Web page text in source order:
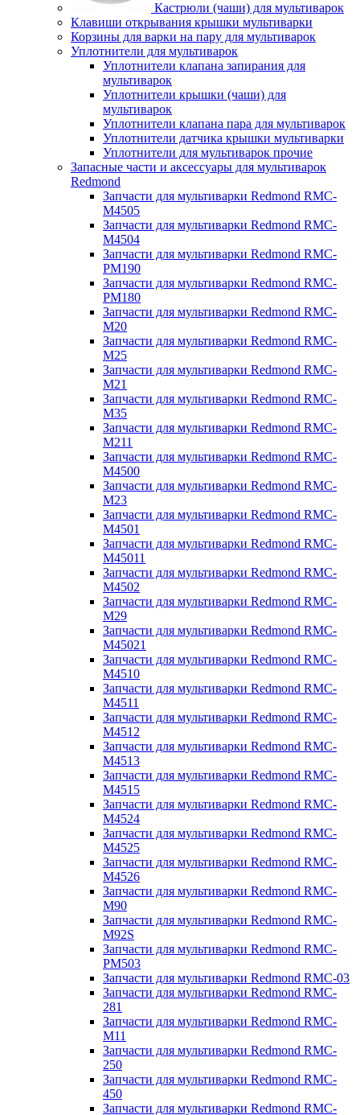
Кастрюли (чаши) для мультиварок
Клавиши открывания крышки мультиварки
Корзины для варки на пару для мультиварок
Уплотнители для мультиварок
Уплотнители клапана запирания для
мультиварок
Уплотнители крышки (чаши) для
мультиварок
Уплотнители клапана пара для мультиварок
Уплотнители датчика крышки мультиварки
Уплотнители для мультиварок прочие
Запасные части и аксессуары для мультиварок
Redmond
Запчасти для мультиварки Redmond RMC-
M4505
Запчасти для мультиварки Redmond RMC-
M4504
Запчасти для мультиварки Redmond RMC-
PM190
Запчасти для мультиварки Redmond RMC-
PM180
Запчасти для мультиварки Redmond RMC-
M20
Запчасти для мультиварки Redmond RMC-
M25
Запчасти для мультиварки Redmond RMC-
M21
Запчасти для мультиварки Redmond RMC-
M35
Запчасти для мультиварки Redmond RMC-
M211
Запчасти для мультиварки Redmond RMC-
M4500
Запчасти для мультиварки Redmond RMC-
M23
Запчасти для мультиварки Redmond RMC-
M4501
Запчасти для мультиварки Redmond RMC-
M45011
Запчасти для мультиварки Redmond RMC-
M4502
Запчасти для мультиварки Redmond RMC-
M29
Запчасти для мультиварки Redmond RMC-
M45021
Запчасти для мультиварки Redmond RMC-
M4510
Запчасти для мультиварки Redmond RMC-
M4511
Запчасти для мультиварки Redmond RMC-
M4512
Запчасти для мультиварки Redmond RMC-
M4513
Запчасти для мультиварки Redmond RMC-
M4515
Запчасти для мультиварки Redmond RMC-
M4524
Запчасти для мультиварки Redmond RMC-
M4525
Запчасти для мультиварки Redmond RMC-
M4526
Запчасти для мультиварки Redmond RMC-
M90
Запчасти для мультиварки Redmond RMC-
M92S
Запчасти для мультиварки Redmond RMC-
PM503
Запчасти для мультиварки Redmond RMC-03
Запчасти для мультиварки Redmond RMC-
281
Запчасти для мультиварки Redmond RMC-
M11
Запчасти для мультиварки Redmond RMC-
250
Запчасти для мультиварки Redmond RMC-
450
Запчасти для мультиварки Redmond RMC-